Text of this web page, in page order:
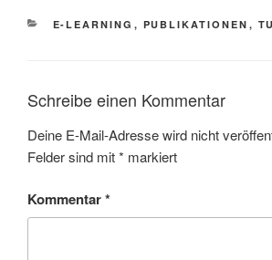
KATEGORIEN
E-LEARNING , PUBLIKATIONEN ,
Schreibe einen Kommentar
Deine E-Mail-Adresse wird nicht
Felder sind mit* markiert
Kommentar*